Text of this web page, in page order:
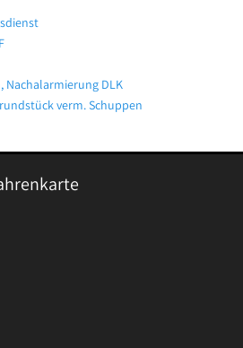
Nachalarmierung DLK
verm. Schuppen